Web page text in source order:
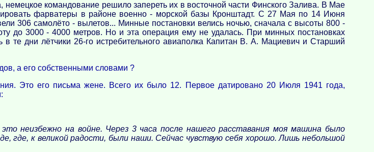
командование решило запереть их в восточной части Финского Залива. В Мае
фарватеры в районе военно - морской базы Кронштадт. С 27 Мая по 14 Июня
306 самолёто - вылетов... Минные постановки велись ночью, сначала с высоты 800 -
до 3000 - 4000 метров. Но и эта операция ему не удалась. При минных постановках
в те дни лётчики 26-го истребительного авиаполка Капитан В. А. Мациевич и Старший
а его собственными словами ?
Это его письма жене. Всего их было 12. Первое датировано 20 Июля 1941 года,
неизбежно на войне. Через 3 часа после нашего расставания моя машина было
где, к великой радости, были наши. Сейчас чувствую себя хорошо. Лишь небольшой